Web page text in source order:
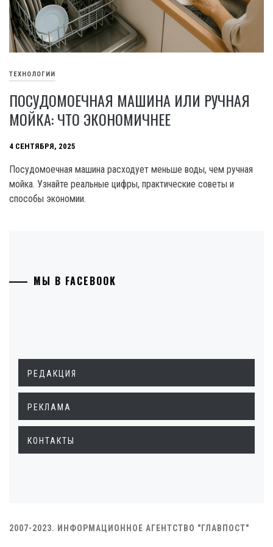
ТЕХНОЛОГИИ
ПОСУДОМОЕЧНАЯ МАШИНА ИЛИ РУЧНАЯ
МОЙКА: ЧТО ЭКОНОМИЧНЕЕ
4 СЕНТЯБРЯ, 2025
Посудомоечная машина расходует меньше воды, чем ручная
мойка. Узнайте реальные цифры, практические советы и
способы экономии.
МЫ В FACEBOOK
РЕДАКЦИЯ
РЕКЛАМА
КОНТАКТЫ
2007-2023. ИНФОРМАЦИОННОЕ АГЕНТСТВО "ГЛАВПОСТ"